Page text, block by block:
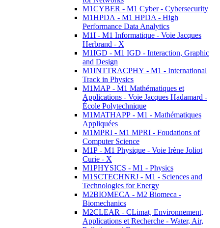
M1CYBER - M1 Cyber - Cybersecurity
M1HPDA - M1 HPDA - High
Performance Data Analytics
M1I - M1 Informatique - Voie Jacques
Herbrand - X
M1IGD - M1 IGD - Interaction, Graphic
and Design
M1INTTRACPHY - M1 - International
Track in Physics
M1MAP - M1 Mathématiques et
Applications - Voie Jacques Hadamard -
École Polytechnique
M1MATHAPP - M1 - Mathématiques
Appliquées
M1MPRI - M1 MPRI - Foudations of
Computer Science
M1P - M1 Physique - Voie Irène Joliot
Curie - X
M1PHYSICS - M1 - Physics
M1SCTECHNRJ - M1 - Sciences and
Technologies for Energy
M2BIOMECA - M2 Biomeca -
Biomechanics
M2CLEAR - CLimat, Environnement,
Applications et Recherche - Water, Air,